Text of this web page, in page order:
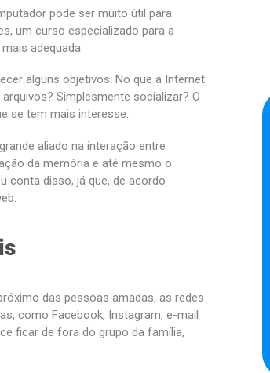
pode ser muito útil para
um curso especializado para a
adequada.
alguns objetivos. No que a Internet
Simplesmente socializar? O
se tem mais interesse.
aliado na interação entre
da memória e até mesmo o
conta disso, já que, de acordo
das pessoas amadas, as redes
como Facebook, Instagram, e-mail
ficar de fora do grupo da família,